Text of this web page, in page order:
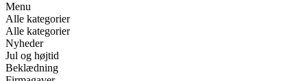
Menu
Alle kategorier
Alle kategorier
Nyheder
Jul og højtid
Beklædning